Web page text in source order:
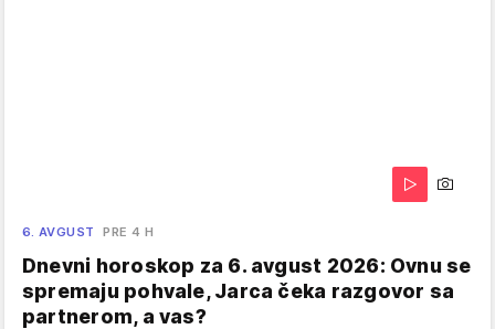
6. AVGUST PRE 4 H
Dnevni horoskop za 6. avgust 2026: Ovnu se
spremaju pohvale, Jarca čeka razgovor sa
partnerom, a vas?